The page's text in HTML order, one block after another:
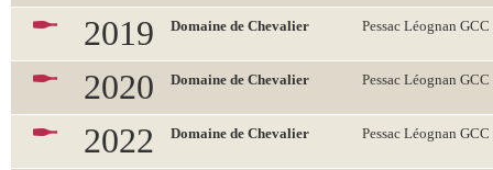
2019 Domaine de Chevalier Pessac Léognan GCC
2020 Domaine de Chevalier Pessac Léognan GCC
2022 Domaine de Chevalier Pessac Léognan GCC